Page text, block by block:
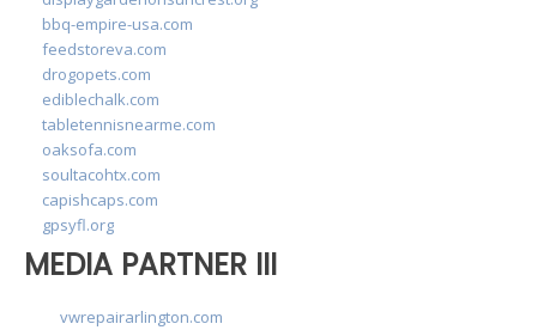
bbq-empire-usa.com
feedstoreva.com
drogopets.com
ediblechalk.com
tabletennisnearme.com
oaksofa.com
soultacohtx.com
capishcaps.com
gpsyfl.org
MEDIA PARTNER III
vwrepairarlington.com